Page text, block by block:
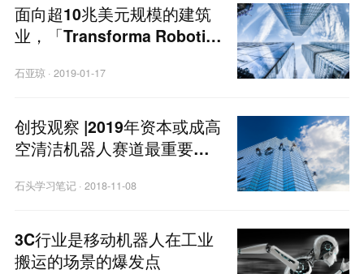
面向超10兆美元规模的建筑
业，「Transforma Robotic
质检机器人
石亚琼·2019-01-17
创投观察 |2019年资本或成高
空清洁机器人赛道最重要影
石头学习笔记· 2018-11-08
3C行业是移动机器人在工业
搬运的场景的爆发点